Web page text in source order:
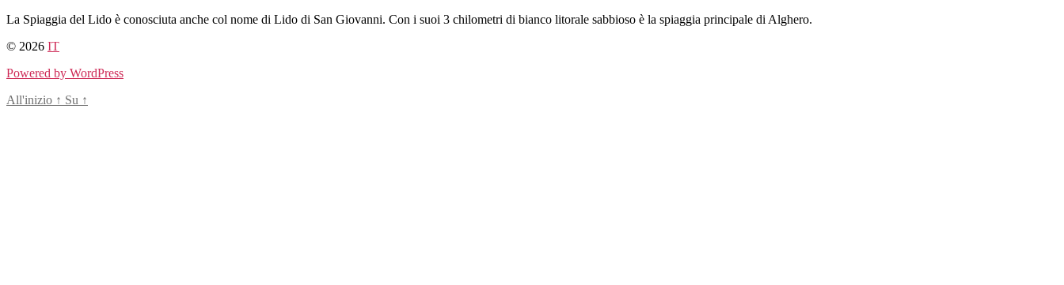
Salta
contenuto
La Spiaggia del Lido è conosciuta anche col nome di Lido di San Giovanni. Con i suoi 3 chilometri di bianco litorale sabbioso è la spiaggia principale di Alghero.
© 2026 IT
Powered by WordPress
All'inizio ↑ Su ↑